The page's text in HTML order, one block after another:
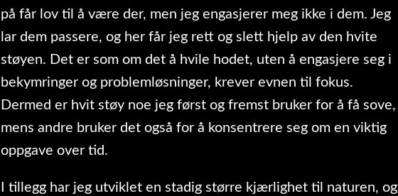
på får lov til å være der, men jeg engasjerer meg ikke i dem. Jeg
lar dem passere, og her får jeg rett og slett hjelp av den hvite
støyen. Det er som om det å hvile hodet, uten å engasjere seg i
bekymringer og problemløsninger, krever evnen til fokus.
Dermed er hvit støy noe jeg først og fremst bruker for å få sove,
mens andre bruker det også for å konsentrere seg om en viktig
oppgave over tid.
I tillegg har jeg utviklet en stadig større kjærlighet til naturen, og